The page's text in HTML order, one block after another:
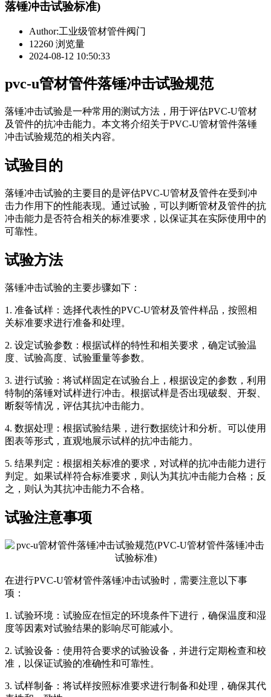
落锤冲击试验标准)
Author:工业级管材管件阀门
12260 浏览量
2024-08-12 10:50:33
pvc-u管材管件落锤冲击试验规范
落锤冲击试验是一种常用的测试方法，用于评估PVC-U管材
及管件的抗冲击能力。本文将介绍关于PVC-U管材管件落锤
冲击试验规范的相关内容。
试验目的
落锤冲击试验的主要目的是评估PVC-U管材及管件在受到冲
击力作用下的性能表现。通过试验，可以判断管材及管件的抗
冲击能力是否符合相关的标准要求，以保证其在实际使用中的
可靠性。
试验方法
落锤冲击试验的主要步骤如下：
1. 准备试样：选择代表性的PVC-U管材及管件样品，按照相
关标准要求进行准备和处理。
2. 设定试验参数：根据试样的特性和相关要求，确定试验温
度、试验高度、试验重量等参数。
3. 进行试验：将试样固定在试验台上，根据设定的参数，利用
特制的落锤对试样进行冲击。根据试样是否出现破裂、开裂、
断裂等情况，评估其抗冲击能力。
4. 数据处理：根据试验结果，进行数据统计和分析。可以使用
图表等形式，直观地展示试样的抗冲击能力。
5. 结果判定：根据相关标准的要求，对试样的抗冲击能力进行
判定。如果试样符合标准要求，则认为其抗冲击能力合格；反
之，则认为其抗冲击能力不合格。
试验注意事项
在进行PVC-U管材管件落锤冲击试验时，需要注意以下事
项：
1. 试验环境：试验应在恒定的环境条件下进行，确保温度和湿
度等因素对试验结果的影响尽可能减小。
2. 试验设备：使用符合要求的试验设备，并进行定期检查和校
准，以保证试验的准确性和可靠性。
3. 试样制备：将试样按照标准要求进行制备和处理，确保其代